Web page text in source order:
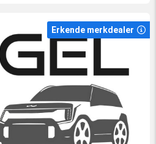
Erkende merkdealer